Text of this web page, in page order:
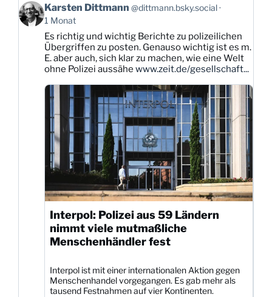
Beitrag
von
Karsten
Dittmann
Bluesky
ansehen
Karsten Dittmann @dittmann.bsky.social
1 Monat
Es richtig und wichtig Berichte zu polizeilichen
Übergriffen zu posten. Genauso wichtig ist es m.
E. aber auch, sich klar zu machen, wie eine Welt
ohne Polizei aussähe www.zeit.de/gesellschaft...
Interpol: Polizei aus 59 Ländern
nimmt viele mutmaßliche
Menschenhändler fest
Interpol ist mit einer internationalen Aktion gegen
Menschenhandel vorgegangen. Es gab mehr als
tausend Festnahmen auf vier Kontinenten.